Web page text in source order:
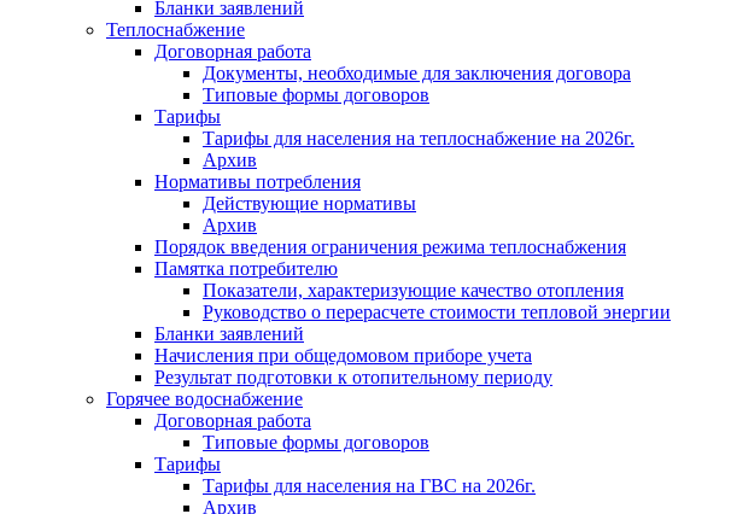
Бланки заявлений
Теплоснабжение
Договорная работа
Документы, необходимые для заключения договора
Типовые формы договоров
Тарифы
Тарифы для населения на теплоснабжение на 2026г.
Архив
Нормативы потребления
Действующие нормативы
Архив
Порядок введения ограничения режима теплоснабжения
Памятка потребителю
Показатели, характеризующие качество отопления
Руководство о перерасчете стоимости тепловой энергии
Бланки заявлений
Начисления при общедомовом приборе учета
Результат подготовки к отопительному периоду
Горячее водоснабжение
Договорная работа
Типовые формы договоров
Тарифы
Тарифы для населения на ГВС на 2026г.
Архив